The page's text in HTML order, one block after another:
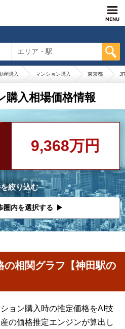
エリア・駅
産購入 マンション購入 東京都
購入相場価格情報
9,368万円
絞り込む
圏内を選択する
の相関グラフ【神田駅の
ョン購入時の推定価格をAI技
の価格推定エンジンが算出し